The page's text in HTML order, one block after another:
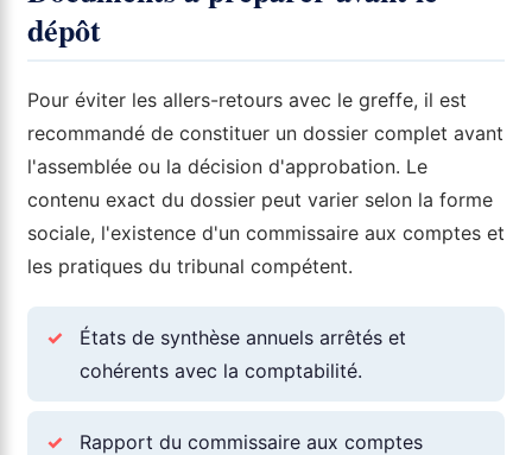
dépôt
Pour éviter les allers-retours avec le greffe, il est
recommandé de constituer un dossier complet avant
l'assemblée ou la décision d'approbation. Le
contenu exact du dossier peut varier selon la forme
sociale, l'existence d'un commissaire aux comptes et
les pratiques du tribunal compétent.
✓
États de synthèse annuels arrêtés et
cohérents avec la comptabilité.
✓
Rapport du commissaire aux comptes